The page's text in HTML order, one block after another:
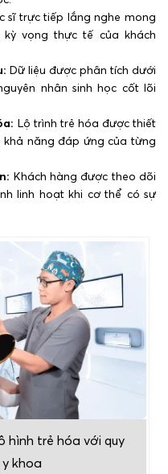
sĩ trực tiếp lắng nghe mong
vọng thực tế của khách
Dữ liệu được phân tích dưới
nhân sinh học cốt lõi
Lộ trình trẻ hóa được thiết
năng đáp ứng của từng
Khách hàng được theo dõi
linh hoạt khi cơ thể có sự
hình trẻ hóa với quy
khoa